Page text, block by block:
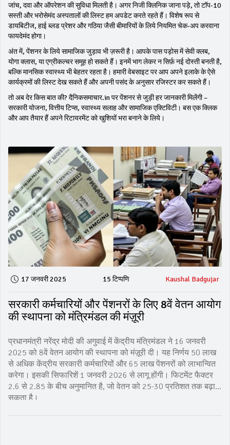
जांच, दवा और ऑपरेशन की सुविधा मिलती है। अगर निजी क्लिनिक जाना पड़े, तो टॉप‑10
सस्ती और भरोसेमंद अस्पतालों की लिस्ट हम अपडेट करते रहते हैं। विशेष रूप से
डायबिटीज, हाई ब्लड प्रेशर और गठिया जैसी बीमारियों के लिये नियमित चेक‑अप करवाना
फायदेमंद होगा।
अंत में, पेंशनर के लिये सामाजिक जुड़ाव भी ज़रूरी है। आपके पास पड़ोस में सेवी क्लब,
योगा क्लास, या एग्रीकल्चर समूह हो सकते हैं। इनमें भाग लेकर न सिर्फ़ नई दोस्ती बनती है,
बल्कि मानसिक स्वास्थ्य भी बेहतर रहता है। हमारी वेबसाइट पर आप अपने इलाके के ऐसे
कार्यक्रमों की लिस्ट देख सकते हैं और अपनी पसंद के अनुसार रजिस्टर कर सकते हैं।
तो अब देर किस बात की? दैनिकसमाचार.in पर पेंशनर से जुड़ी हर जानकारी मिलेंगी –
सरकारी योजना, वित्तीय टिप्स, स्वास्थ्य सलाह और सामाजिक एक्टिविटी। बस एक क्लिक
और आप तैयार हैं अपने रिटायरमेंट को खुशियों भरा बनाने के लिये।
17 जनवरी 2025 15 टिप्पणि Kaushal Badgujar
सरकारी कर्मचारियों और पेंशनरों के लिए 8वें वेतन आयोग
की स्थापना को मंत्रिमंडल की मंज़ूरी
प्रधानमंत्री नरेंद्र मोदी की अगुवाई में केंद्रीय मंत्रिमंडल ने 16 जनवरी
2025 को 8वें वेतन आयोग की स्थापना को मंज़ूरी दी। यह निर्णय 50 लाख
से अधिक केंद्रीय सरकारी कर्मचारियों और 65 लाख पेंशनरों को लाभान्वित
करेगा। इसकी सिफारिशें 1 जनवरी 2026 से लागू होंगी। फिटमेंट फैक्टर
2.6 से 2.85 के बीच अनुमानित है, जो वेतन को 25-30 प्रतिशत तक बढ़ा
सकता है।